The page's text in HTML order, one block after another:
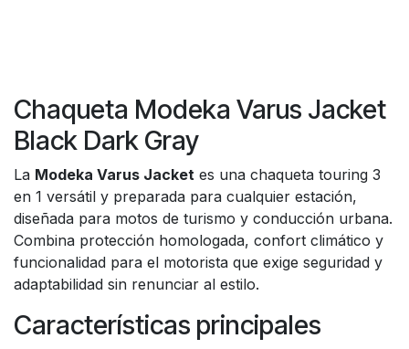
Chaqueta Modeka Varus Jacket
Black Dark Gray
La Modeka Varus Jacket es una chaqueta touring 3
en 1 versátil y preparada para cualquier estación,
diseñada para motos de turismo y conducción urbana.
Combina protección homologada, confort climático y
funcionalidad para el motorista que exige seguridad y
adaptabilidad sin renunciar al estilo.
Características principales